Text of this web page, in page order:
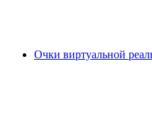
Очки виртуальной